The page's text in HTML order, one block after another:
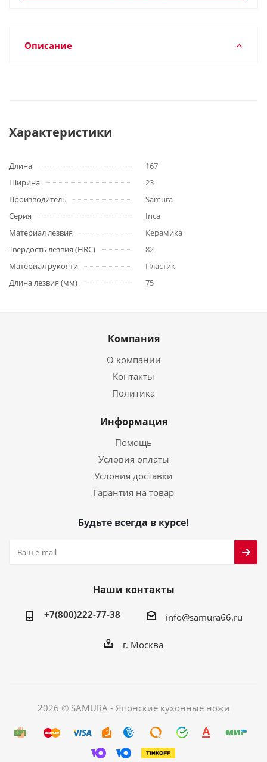
Описание
Характеристики
Длина
167
Ширина
23
Производитель
Samura
Серия
Inca
Материал лезвия
Керамика
Твердость лезвия (HRC)
82
Материал рукояти
Пластик
Длина лезвия (мм)
75
Компания
О компании
Контакты
Политика
Информация
Помощь
Условия оплаты
Условия доставки
Гарантия на товар
Будьте всегда в курсе!
Наши контакты
+7(800)222-77-38 info@samura66.ru
г. Москва
2026 © SAMURA - Японские кухонные ножи